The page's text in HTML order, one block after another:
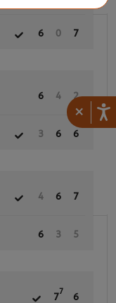
×
6 0 7
6 4 2
3 6 6
4 6 7
6 3 5
7
7
6